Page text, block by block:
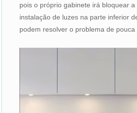
pois o próprio gabinete irá bloquear a
instalação de luzes na parte inferior
podem resolver o problema de pouca